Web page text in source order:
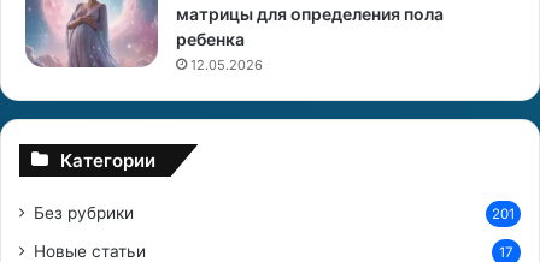
матрицы для определения пола
ребенка
12.05.2026
Категории
Без рубрики 201
Новые статьи 17